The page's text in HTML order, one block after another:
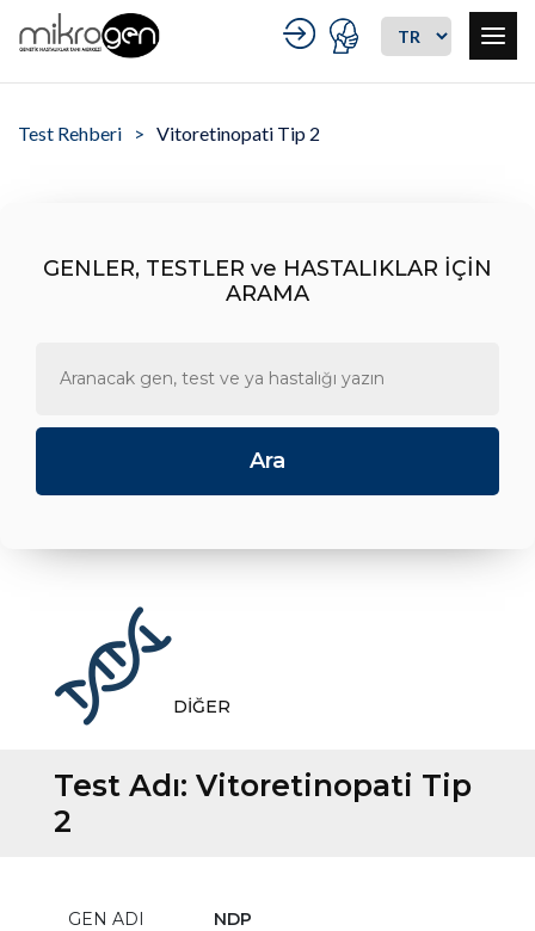
Test Rehberi Vitoretinopati Tip 2
GENLER, TESTLER ve HASTALIKLAR İÇİN
ARAMA
DİĞER
Test Adı: Vitoretinopati Tip
2
GEN ADI NDP